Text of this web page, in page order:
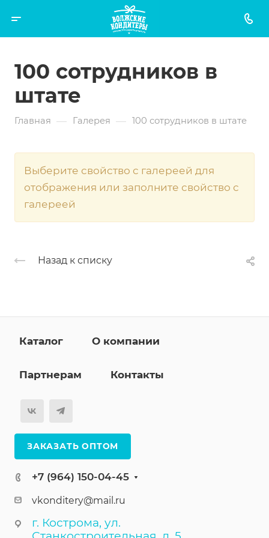
100 сотрудников в
штате
Главная — Галерея — 100 сотрудников в штате
Выберите свойство с галереей для
отображения или заполните свойство с
галереей
Назад к списку
Каталог О компании
Партнерам Контакты
ЗАКАЗАТЬ ОПТОМ
+7 (964) 150-04-45
vkonditery@mail.ru
г. Кострома, ул.